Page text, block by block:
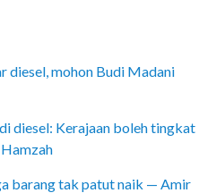
diesel, mohon Budi Madani
diesel: Kerajaan boleh tingkat
barang tak patut naik — Amir